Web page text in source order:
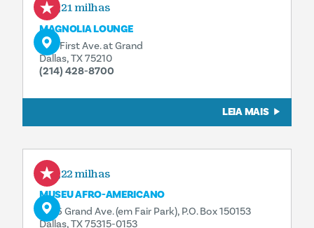
0,21 milhas
MAGNOLIA LOUNGE
1121 First Ave. at Grand
Dallas, TX 75210
(214) 428-8700
LEIA MAIS
0,22 milhas
MUSEU AFRO-AMERICANO
3536 Grand Ave. (em Fair Park), P.O. Box 150153
Dallas, TX 75315-0153